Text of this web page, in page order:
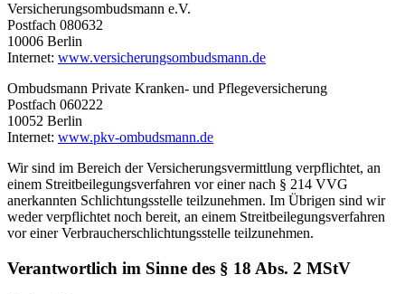
Versicherungsombudsmann e.V.
Postfach 080632
10006 Berlin
Internet: www.versicherungsombudsmann.de
Ombudsmann Private Kranken- und Pflegeversicherung
Postfach 060222
10052 Berlin
Internet: www.pkv-ombudsmann.de
Wir sind im Bereich der Versicherungsvermittlung verpflichtet, an
einem Streitbeilegungsverfahren vor einer nach § 214 VVG
anerkannten Schlichtungsstelle teilzunehmen. Im Übrigen sind wir
weder verpflichtet noch bereit, an einem Streitbeilegungsverfahren
vor einer Verbraucherschlichtungsstelle teilzunehmen.
Verantwortlich im Sinne des § 18 Abs. 2 MStV